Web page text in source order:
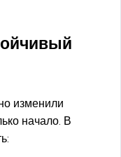
изменили
начало. В